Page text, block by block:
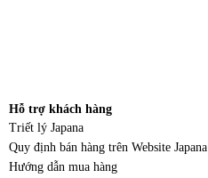
Hỗ trợ khách hàng
Triết lý Japana
Quy định bán hàng trên Website Japana
Hướng dẫn mua hàng